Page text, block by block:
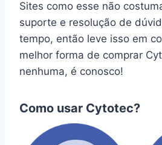
Sites como esse não
suporte e resolução de
tempo, então leve isso em
melhor forma de comprar
nenhuma, é conosco!
Como usar Cytotec?